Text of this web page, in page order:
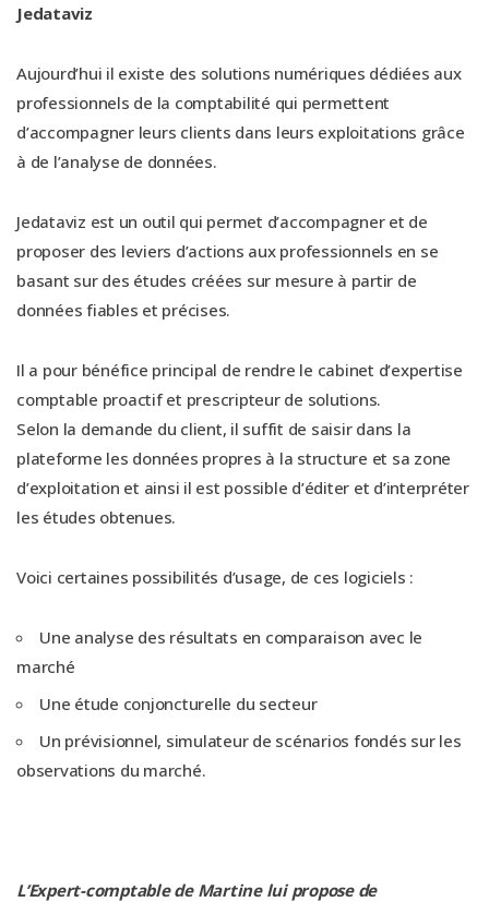
Jedataviz
Aujourd’hui il existe des solutions numériques dédiées aux
professionnels de la comptabilité qui permettent
d’accompagner leurs clients dans leurs exploitations grâce
à de l’analyse de données.
Jedataviz est un outil qui permet d’accompagner et de
proposer des leviers d’actions aux professionnels en se
basant sur des études créées sur mesure à partir de
données fiables et précises.
Il a pour bénéfice principal de rendre le cabinet d’expertise
comptable proactif et prescripteur de solutions.
Selon la demande du client, il suffit de saisir dans la
plateforme les données propres à la structure et sa zone
d’exploitation et ainsi il est possible d’éditer et d’interpréter
les études obtenues.
Voici certaines possibilités d’usage, de ces logiciels :
Une analyse des résultats en comparaison avec le
marché
Une étude conjoncturelle du secteur
Un prévisionnel, simulateur de scénarios fondés sur les
observations du marché.
L’Expert-comptable de Martine lui propose de